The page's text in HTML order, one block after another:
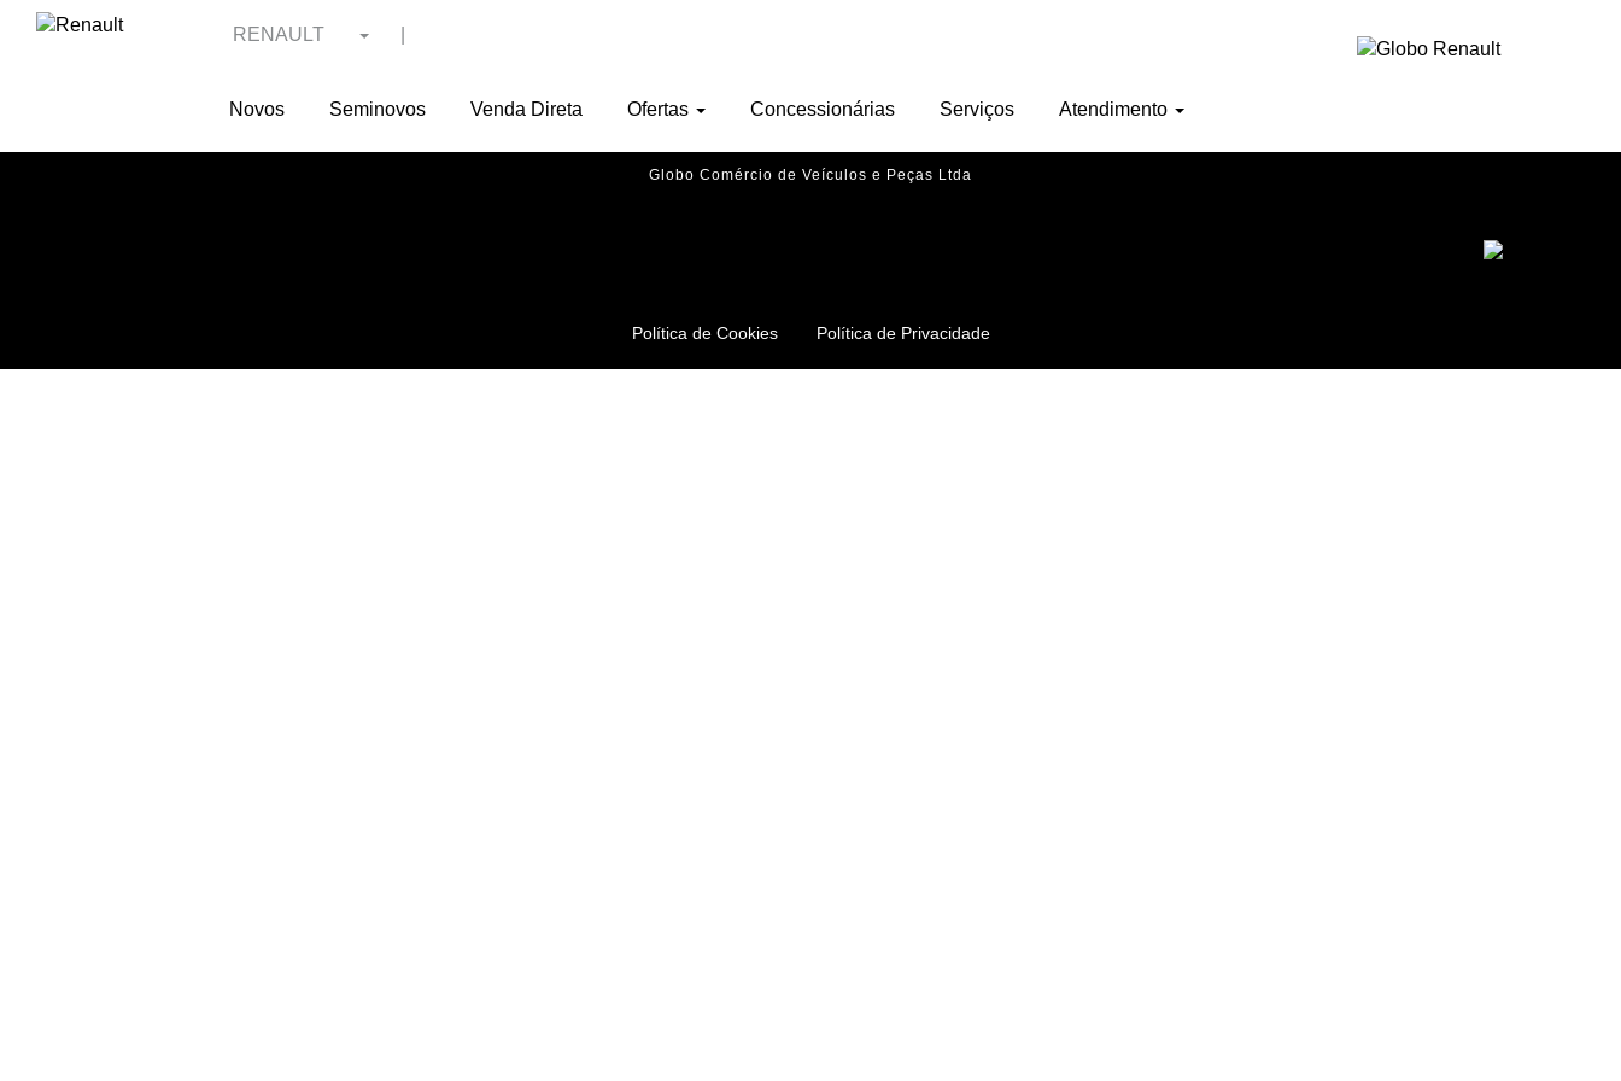
RENAULT
Novos Seminovos Venda Direta Ofertas Concessionárias Serviços AtendimentoHorário de atendimento
Globo Comércio de Veículos e Peças Ltda
Política de Cookies Política de Privacidade